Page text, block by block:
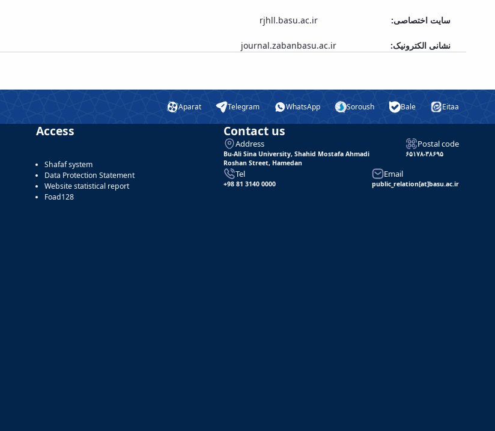
سایت اختصاصی: rjhll.basu.ac.ir
نشانی الکترونیک: journal.zabanbasu.ac.ir
Aparat Telegram WhatsApp Soroush Bale Eitaa
Access
Shafaf system
Data Protection Statement
Website statistical report
Foad128
Contact us
Address
Bu-Ali Sina University, Shahid Mostafa Ahmadi
Roshan Street, Hamedan
Postal code
۶۵۱۷۸-۳۸۶۹۵
Tel
+98 81 3140 0000
Email
public_relation[at]basu.ac.ir